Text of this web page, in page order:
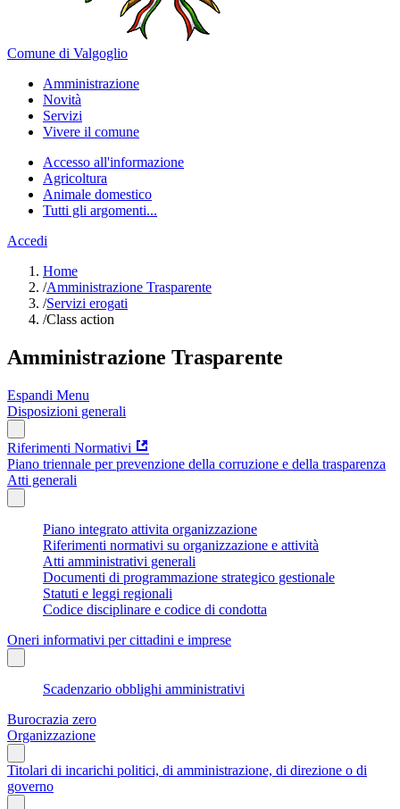
Comune di Valgoglio
Amministrazione
Novità
Servizi
Vivere il comune
Accesso all'informazione
Agricoltura
Animale domestico
Tutti gli argomenti...
Accedi
Home
/Amministrazione Trasparente
/Servizi erogati
/Class action
Amministrazione Trasparente
Espandi Menu
Disposizioni generali
Riferimenti Normativi
Piano triennale per prevenzione della corruzione e della trasparenza
Atti generali
Piano integrato attivita organizzazione
Riferimenti normativi su organizzazione e attività
Atti amministrativi generali
Documenti di programmazione strategico gestionale
Statuti e leggi regionali
Codice disciplinare e codice di condotta
Oneri informativi per cittadini e imprese
Scadenzario obblighi amministrativi
Burocrazia zero
Organizzazione
Titolari di incarichi politici, di amministrazione, di direzione o di
governo